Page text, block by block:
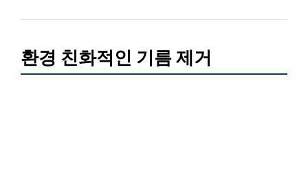
환경 친화적인 기름 제거